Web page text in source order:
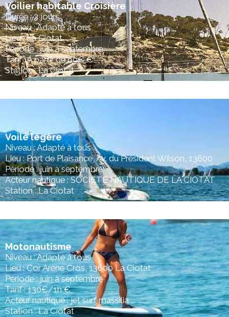
Voilier habitable Croisière
Durée : 3 jours
Niveau : Adapté à tous
Lieu : La Ciotat
Période : juin à septembre
Tarif : A partir de 60€ €
Station : La Ciotat
Voile légère
Niveau : Adapté à tous
Lieu : Port de Plaisance, Av. du Président Wilson, 13600
Période : juin à septembre
Acteur nautique : SOCIETE NAUTIQUE DE LA CIOTAT
Station : La Ciotat
Motonautisme
Niveau : Adapté à tous
Lieu : Cor Arène Cros, 13600 La Ciotat
Période : juin à septembre
Tarif : 130€/1h €
Acteur nautique : jet surf massilia
Station : La Ciotat